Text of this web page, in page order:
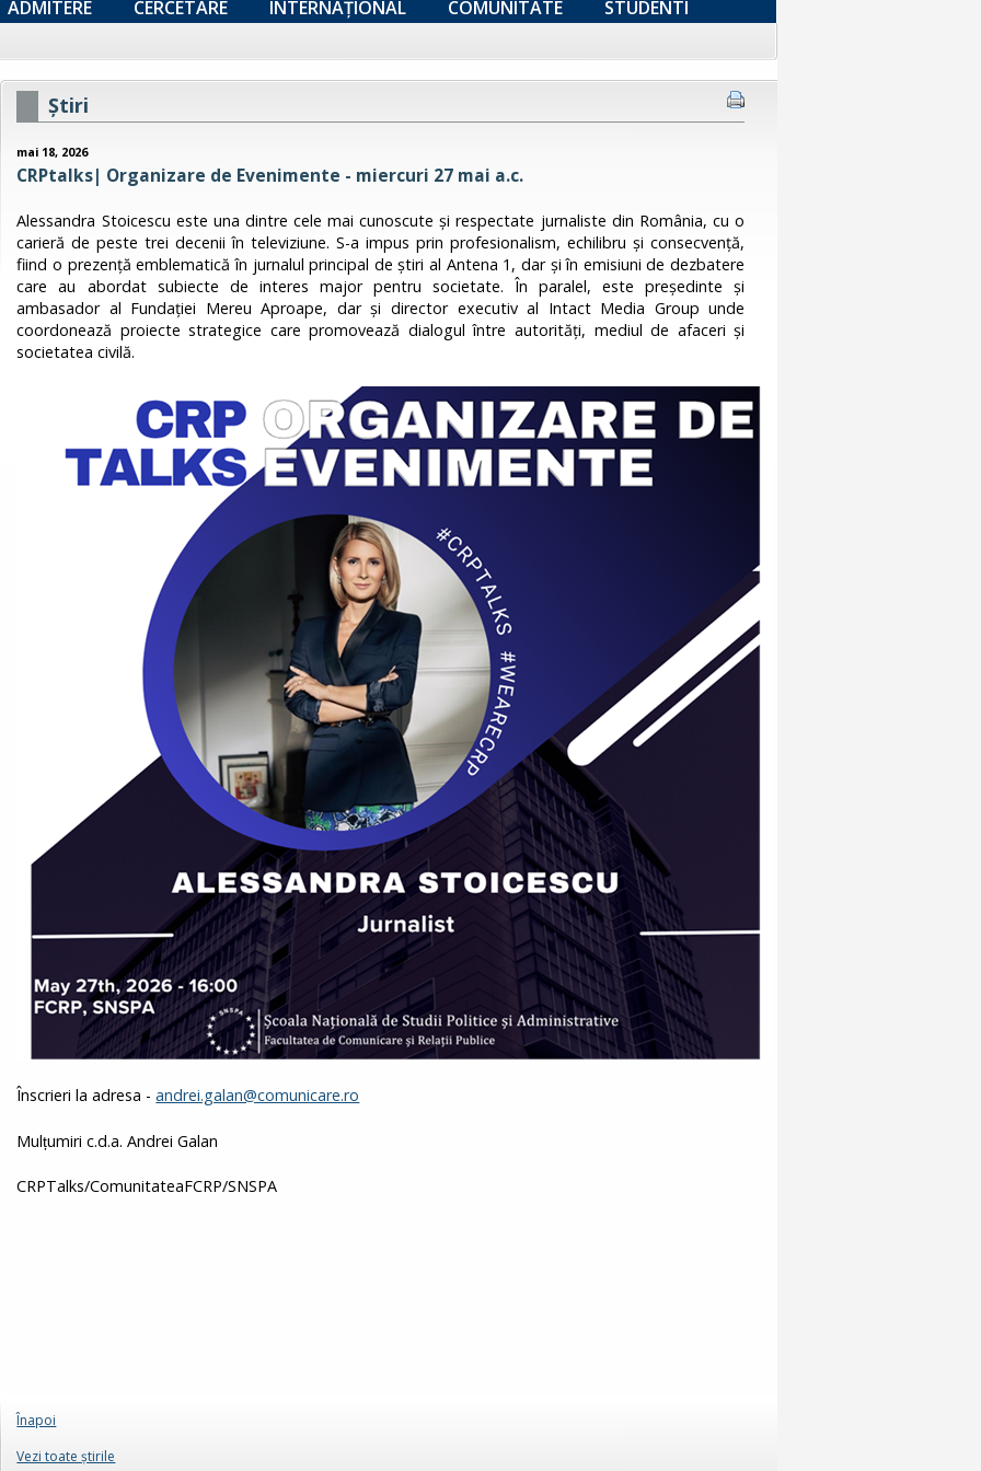
ADMITERE CERCETARE INTERNAȚIONAL COMUNITATE STUDENTI
Ştiri
mai 18, 2026
CRPtalks| Organizare de Evenimente - miercuri 27 mai a.c.
Alessandra Stoicescu este una dintre cele mai cunoscute și respectate jurnaliste din România, cu o
carieră de peste trei decenii în televiziune. S-a impus prin profesionalism, echilibru și consecvență,
fiind o prezență emblematică în jurnalul principal de știri al Antena 1, dar și în emisiuni de dezbatere
care au abordat subiecte de interes major pentru societate. În paralel, este președinte și
ambasador al Fundației Mereu Aproape, dar și director executiv al Intact Media Group unde
coordonează proiecte strategice care promovează dialogul între autorități, mediul de afaceri și
societatea civilă.
Înscrieri la adresa -andrei.galan@comunicare.ro
Mulțumiri c.d.a. Andrei Galan
CRPTalks/ComunitateaFCRP/SNSPA
Înapoi
Vezi toate ştirile